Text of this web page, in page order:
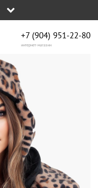
+7 (904) 951‑22‑80
интернет-магазин